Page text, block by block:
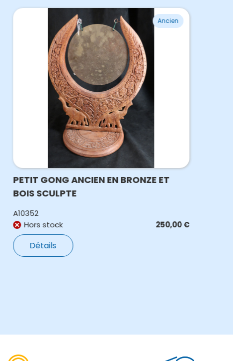
Ancien
PETIT GONG ANCIEN EN BRONZE ET
BOIS SCULPTE
A10352
Hors stock
250,00€
Détails